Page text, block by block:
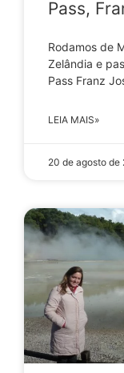
Pass,
Rodamos de
Zelândia e
Pass Franz
LEIA MAIS»
20 de agosto de